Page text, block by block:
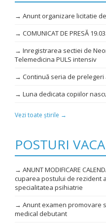
→ Anunt organizare licitatie
→ COMUNICAT DE PRESĂ
→ Inregistrarea sectiei de
Telemedicina PULS intensiv
→ Continuă seria de prelegeri
→ Luna dedicata copiilor
Vezi toate știrile →
POSTURI
→ ANUNT MODIFICARE
cuparea postului de rezident
specialitatea psihiatrie
→ Anunt examen promovare
medical debutant